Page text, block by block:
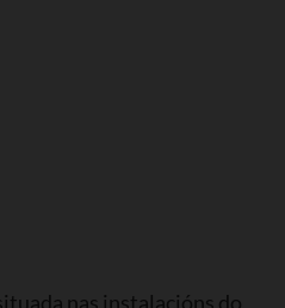
nas instalacións do